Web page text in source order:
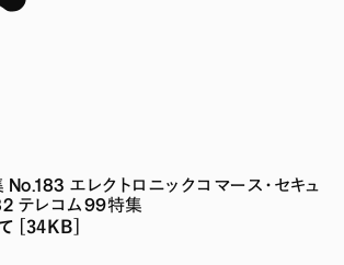
No.183 エレクトロニックコマース・セキュ
テレコム99特集
[34KB]